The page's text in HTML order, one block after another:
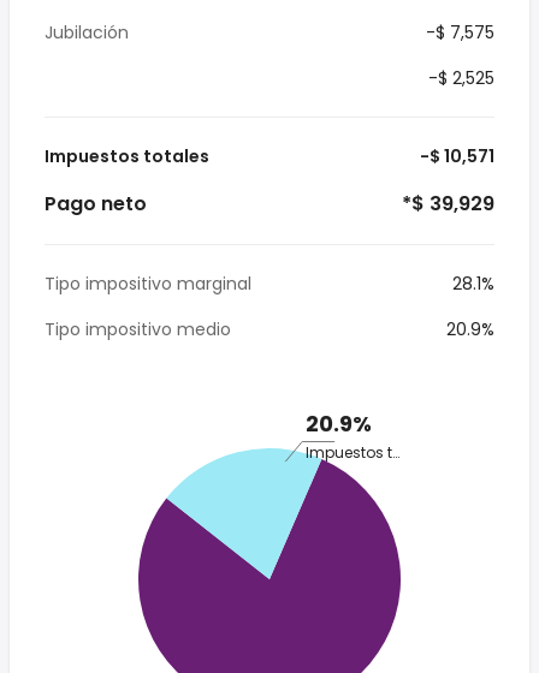
Jubilación
-$ 7,575
-$ 2,525
Impuestos totales -$ 10,571
Pago neto *$ 39,929
Tipo impositivo marginal
28.1%
Tipo impositivo medio
20.9%
20.9%
Impuestos totales